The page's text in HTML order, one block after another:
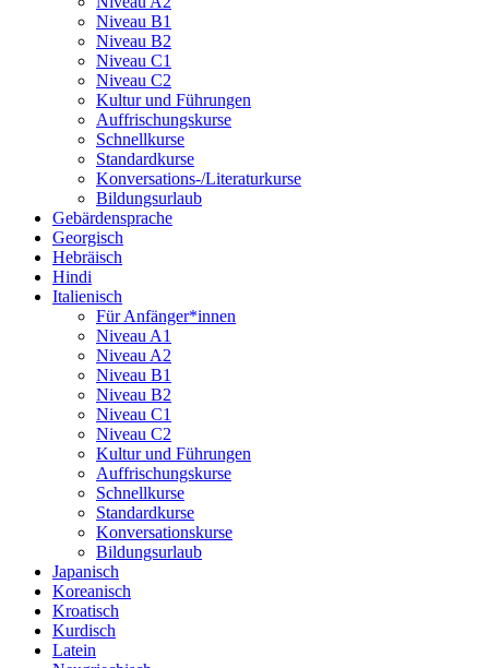
Niveau B1
Niveau B2
Niveau C1
Niveau C2
Kultur und Führungen
Auffrischungskurse
Schnellkurse
Standardkurse
Konversations-/Literaturkurse
Bildungsurlaub
Gebärdensprache
Georgisch
Hebräisch
Hindi
Italienisch
Für Anfänger*innen
Niveau A1
Niveau A2
Niveau B1
Niveau B2
Niveau C1
Niveau C2
Kultur und Führungen
Auffrischungskurse
Schnellkurse
Standardkurse
Konversationskurse
Bildungsurlaub
Japanisch
Koreanisch
Kroatisch
Kurdisch
Latein